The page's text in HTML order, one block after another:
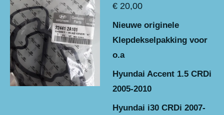
€ 20,00
Nieuwe originele
Klepdekselpakking voor
o.a
Hyundai Accent 1.5 CRDi
2005-2010
Hyundai i30 CRDi 2007-